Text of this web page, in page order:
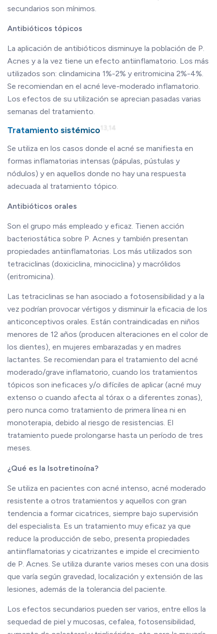
secundarios son mínimos.
Antibióticos tópicos
La aplicación de antibióticos disminuye la población de P.
Acnes y a la vez tiene un efecto antiinflamatorio. Los más
utilizados son: clindamicina 1%-2% y eritromicina 2%-4%.
Se recomiendan en el acné leve-moderado inflamatorio.
Los efectos de su utilización se aprecian pasadas varias
semanas del tratamiento.
Tratamiento sistémico13,14
Se utiliza en los casos donde el acné se manifiesta en
formas inflamatorias intensas (pápulas, pústulas y
nódulos) y en aquellos donde no hay una respuesta
adecuada al tratamiento tópico.
Antibióticos orales
Son el grupo más empleado y eficaz. Tienen acción
bacteriostática sobre P. Acnes y también presentan
propiedades antiinflamatorias. Los más utilizados son
tetraciclinas (doxiciclina, minociclina) y macrólidos
(eritromicina).
Las tetraciclinas se han asociado a fotosensibilidad y a la
vez podrían provocar vértigos y disminuir la eficacia de los
anticonceptivos orales. Están contraindicadas en niños
menores de 12 años (producen alteraciones en el color de
los dientes), en mujeres embarazadas y en madres
lactantes. Se recomiendan para el tratamiento del acné
moderado/grave inflamatorio, cuando los tratamientos
tópicos son ineficaces y/o difíciles de aplicar (acné muy
extenso o cuando afecta al tórax o a diferentes zonas),
pero nunca como tratamiento de primera línea ni en
monoterapia, debido al riesgo de resistencias. El
tratamiento puede prolongarse hasta un período de tres
meses.
¿Qué es la Isotretinoína?
Se utiliza en pacientes con acné intenso, acné moderado
resistente a otros tratamientos y aquellos con gran
tendencia a formar cicatrices, siempre bajo supervisión
del especialista. Es un tratamiento muy eficaz ya que
reduce la producción de sebo, presenta propiedades
antiinflamatorias y cicatrizantes e impide el crecimiento
de P. Acnes. Se utiliza durante varios meses con una dosis
que varía según gravedad, localización y extensión de las
lesiones, además de la tolerancia del paciente.
Los efectos secundarios pueden ser varios, entre ellos la
sequedad de piel y mucosas, cefalea, fotosensibilidad,